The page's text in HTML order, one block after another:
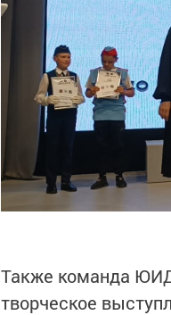
Также команда
творческое